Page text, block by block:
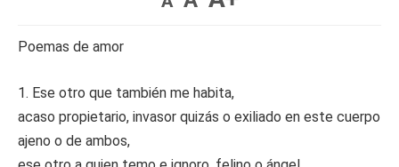
Poemas de amor
1. Ese otro que también me habita,
acaso propietario, invasor quizás o exiliado en este cuerpo
ajeno o de ambos,